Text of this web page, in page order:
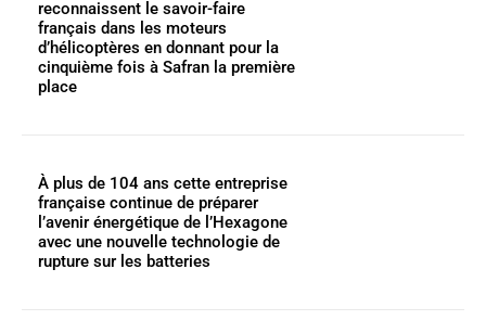
reconnaissent le savoir-faire
français dans les moteurs
d’hélicoptères en donnant pour la
cinquième fois à Safran la première
place
À plus de 104 ans cette entreprise
française continue de préparer
l’avenir énergétique de l’Hexagone
avec une nouvelle technologie de
rupture sur les batteries